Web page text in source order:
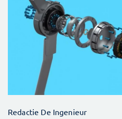
Redactie De Ingenieur